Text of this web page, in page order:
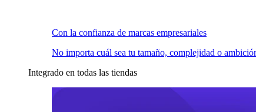
Con la confianza de marcas empresariales
No importa cuál sea tu tamaño, complejidad o
Integrado en todas las tiendas